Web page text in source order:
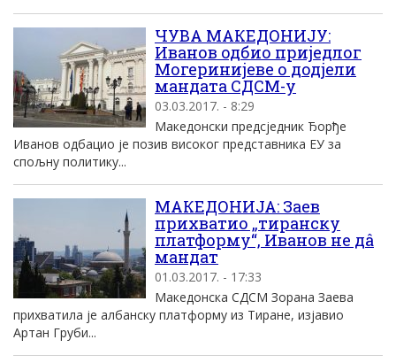
ЧУВА МАКЕДОНИЈУ:
Иванов одбио приједлог
Могеринијеве о додјели
мандата СДСМ-у
03.03.2017. - 8:29
Македонски предсједник Ђорђе
Иванов одбацио је позив високог представника ЕУ за
спољну политику...
МАКЕДОНИЈА: Заев
прихватио „тиранску
платформу“, Иванов не дâ
мандат
01.03.2017. - 17:33
Македонска СДСМ Зорана Заева
прихватила је албанску платформу из Тиране, изјавио
Артан Груби...